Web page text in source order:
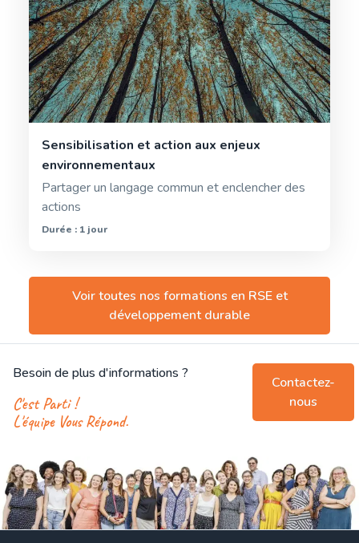
Sensibilisation et action aux enjeux
environnementaux
Partager un langage commun et enclencher des
actions
Durée : 1 jour
Voir toutes nos formations en RSE et
développement durable
Besoin de plus d'informations ?
C'est Parti !
L'équipe Vous Répond.
Contactez-
nous